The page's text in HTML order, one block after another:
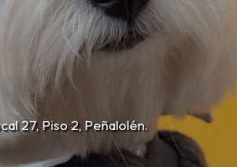
27, Piso 2, Peñalolén.